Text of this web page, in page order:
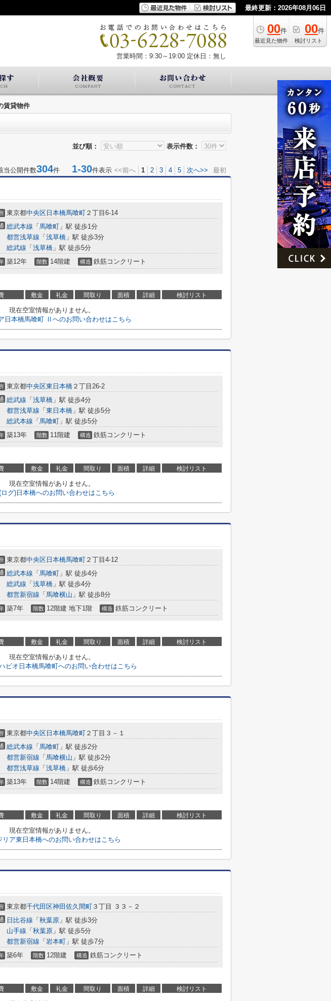
最終更新：2026年08月06日
00件
最近見た物件
00件
検討リスト
営業時間：9:30～19:00 定休日：無し
賃貸物件
並び順： 表示件数：
当公開件数304件 1-30件表示 <<前へ 1 2 3 4 5 次へ>> 最初
東京都中央区 日本橋馬喰町 ２丁目6-14
総武本線 「 馬喰町 」駅 徒歩1分
都営浅草線 「 浅草橋 」駅 徒歩3分
総武線 「 浅草橋 」駅 徒歩5分
築12年 階数 14階建 構造 鉄筋コンクリート
敷金 礼金 間取り 面積 詳細 検討リスト
現在空室情報がありません。
日本橋馬喰町 Ⅱへのお問い合わせはこちら
東京都中央区東日本橋 ２丁目26-2
総武線 「 浅草橋 」駅 徒歩4分
都営浅草線 「 東日本橋 」駅 徒歩5分
総武本線 「 馬喰町 」駅 徒歩5分
築13年 階数 11階建 構造 鉄筋コンクリート
敷金 礼金 間取り 面積 詳細 検討リスト
現在空室情報がありません。
ログ)日本橋へのお問い合わせはこちら
東京都中央区 日本橋馬喰町 ２丁目4-12
総武本線 「 馬喰町 」駅 徒歩4分
総武線 「 浅草橋 」駅 徒歩4分
都営新宿線 「 馬喰横山 」駅 徒歩8分
築7年 階数 12階建 地下1階 構造 鉄筋コンクリート
敷金 礼金 間取り 面積 詳細 検討リスト
現在空室情報がありません。
ビオ日本橋馬喰町へのお問い合わせはこちら
東京都中央区 日本橋馬喰町 ２丁目３－１
総武本線 「 馬喰町 」駅 徒歩2分
都営新宿線 「 馬喰横山 」駅 徒歩2分
都営浅草線 「 浅草橋 」駅 徒歩6分
築13年 階数 14階建 構造 鉄筋コンクリート
敷金 礼金 間取り 面積 詳細 検討リスト
現在空室情報がありません。
リア東日本橋へのお問い合わせはこちら
東京都千代田区神田佐久間町 ３丁目 ３３－２
日比谷線 「 秋葉原 」駅 徒歩3分
山手線 「 秋葉原 」駅 徒歩5分
都営新宿線 「 岩本町 」駅 徒歩7分
築6年 階数 12階建 構造 鉄筋コンクリート
敷金 礼金 間取り 面積 詳細 検討リスト